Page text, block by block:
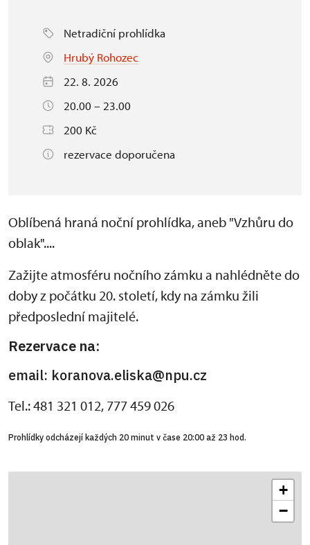
Netradiční prohlídka
Hrubý Rohozec
22. 8. 2026
20.00 – 23.00
200 Kč
rezervace doporučena
Oblíbená hraná noční prohlídka, aneb "Vzhůru do
oblak"....
Zažijte atmosféru nočního zámku a nahlédněte do
doby z počátku 20. století, kdy na zámku žili
předposlední majitelé.
Rezervace na:
email: koranova.eliska@npu.cz
Tel.: 481 321 012, 777 459 026
Prohlídky odcházejí každých 20 minut v čase 20:00 až 23 hod.
+
−